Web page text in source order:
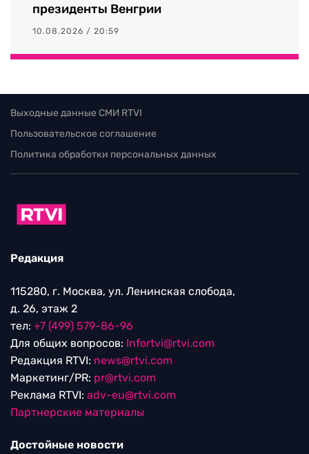
президенты Венгрии
10.08.2026 / 20:59
Выходные данные СМИ RTVI
Пользовательское соглашение
Политика обработки персональных данных
Редакция
115280, г. Москва, ул. Ленинская слобода,
д. 26, этаж 2
тел: +7 (499) 579-86-96
Для общих вопросов: Infortvi@rtvi.com
Редакция RTVI: news@rtvi.com
Маркетинг/PR: pr@rtvi.com
Реклама RTVI: adv-eu@rtvi.com
Партнерские материалы
Достойные новости